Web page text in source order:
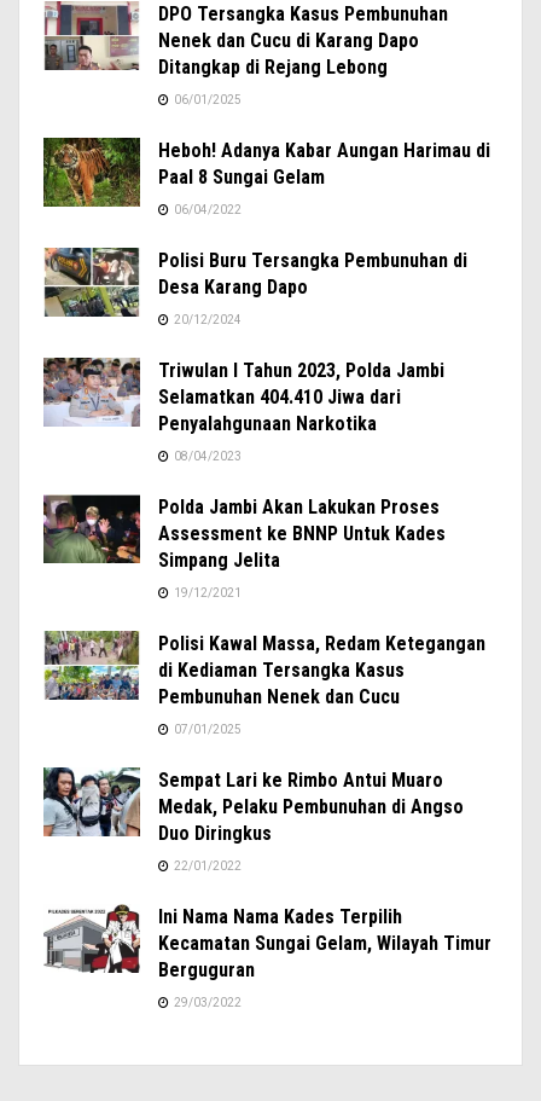
DPO Tersangka Kasus Pembunuhan
Nenek dan Cucu di Karang Dapo
Ditangkap di Rejang Lebong
06/01/2025
Heboh! Adanya Kabar Aungan Harimau di
Paal 8 Sungai Gelam
06/04/2022
Polisi Buru Tersangka Pembunuhan di
Desa Karang Dapo
20/12/2024
Triwulan I Tahun 2023, Polda Jambi
Selamatkan 404.410 Jiwa dari
Penyalahgunaan Narkotika
08/04/2023
Polda Jambi Akan Lakukan Proses
Assessment ke BNNP Untuk Kades
Simpang Jelita
19/12/2021
Polisi Kawal Massa, Redam Ketegangan
di Kediaman Tersangka Kasus
Pembunuhan Nenek dan Cucu
07/01/2025
Sempat Lari ke Rimbo Antui Muaro
Medak, Pelaku Pembunuhan di Angso
Duo Diringkus
22/01/2022
Ini Nama Nama Kades Terpilih
Kecamatan Sungai Gelam, Wilayah Timur
Berguguran
29/03/2022